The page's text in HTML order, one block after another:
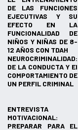
DE LAS FUNCIONES
EJECUTIVAS Y SU
EFECTO EN LA
FUNCIONALIDAD DE
NIÑOS Y NIÑAS DE 8-
12 AÑOS CON TDAH
NEUROCRIMINALIDAD:
DE LA CONDUCTA Y El
COMPORTAMIENTO DE
UN PERFIL CRIMINAL
ENTREVISTA
MOTIVACIONAL:
PREPARAR PARA EL